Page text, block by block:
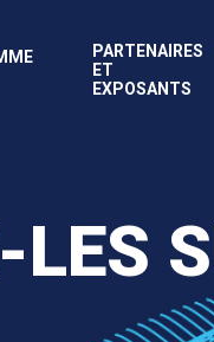
PARTENAIRES
ET
EXPOSANTS